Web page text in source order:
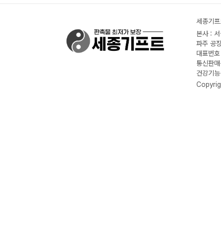
세종기
본사 :
파주 공
대표번
통신판
건강기